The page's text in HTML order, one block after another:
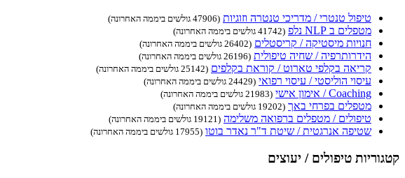
טיפול טנטרי / מדריכי טנטרה וזוגיות (47906 גולשים ביממה האחרונה)
מטפלים ב NLP נלפ (41742 גולשים ביממה האחרונה)
חנויות מיסטיקה / קריסטלים (26402 גולשים ביממה האחרונה)
הידרותרפיה / שחיה טיפולית (26196 גולשים ביממה האחרונה)
קריאה בקלפי טארוט / קוראת בקלפים (25142 גולשים ביממה האחרונה)
עיסוי הוליסטי / עיסוי רפואי (24429 גולשים ביממה האחרונה)
Coaching / אימון אישי (21983 גולשים ביממה האחרונה)
מטפלים בפרחי באך (19202 גולשים ביממה האחרונה)
טיפולים / מטפלים ברפואה משלימה (19121 גולשים ביממה האחרונה)
שטיפה אנרגטית / שיטת ד"ר נאדר בוטו (17955 גולשים ביממה האחרונה)
קטגוריות טיפולים / יעוצים